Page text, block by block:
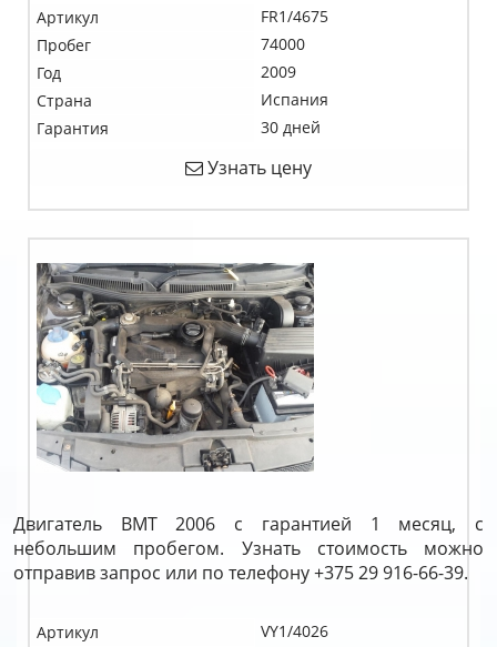
Артикул
FR1/4675
Пробег
74000
Год
2009
Страна
Испания
Гарантия
30 дней
Узнать цену
Двигатель BMT 2006 с гарантией 1 месяц, с
небольшим пробегом. Узнать стоимость можно
отправив запрос или по телефону +375 29 916-66-39.
Артикул
VY1/4026